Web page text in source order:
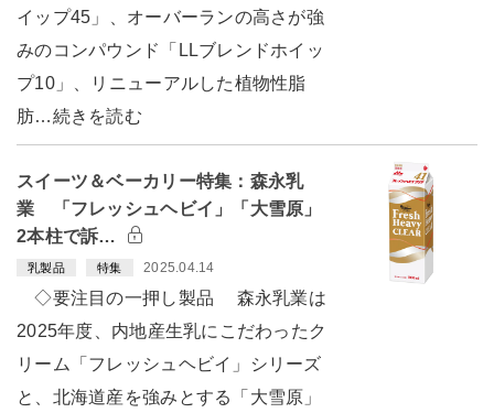
イップ45」、オーバーランの高さが強
みのコンパウンド「LLブレンドホイッ
プ10」、リニューアルした植物性脂
肪…続きを読む
スイーツ＆ベーカリー特集：森永乳
業 「フレッシュヘビイ」「大雪原」
2本柱で訴…
乳製品 特集 2025.04.14
◇要注目の一押し製品 森永乳業は
2025年度、内地産生乳にこだわったク
リーム「フレッシュヘビイ」シリーズ
と、北海道産を強みとする「大雪原」